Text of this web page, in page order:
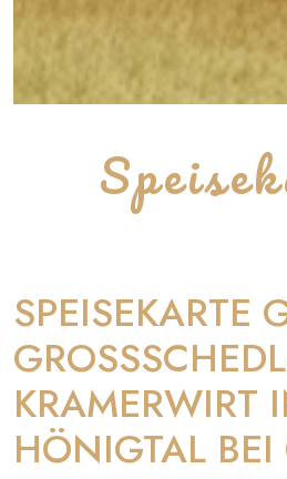
SPEISEKARTE
KRAMERWIRT
HÖNIGTAL